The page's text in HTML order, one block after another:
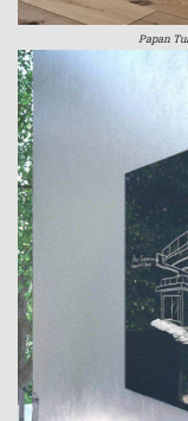
Papan